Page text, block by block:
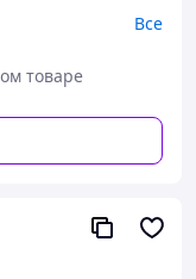
Все
товаре